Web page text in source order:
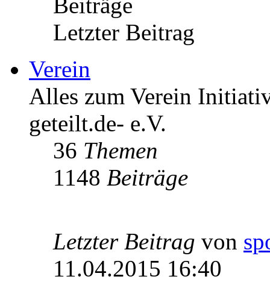
Letzter Beitrag
Verein
Alles zum Verein
geteilt.de- e.V.
36 Themen
1148 Beiträge
Letzter Beitrag von
11.04.2015 16:40